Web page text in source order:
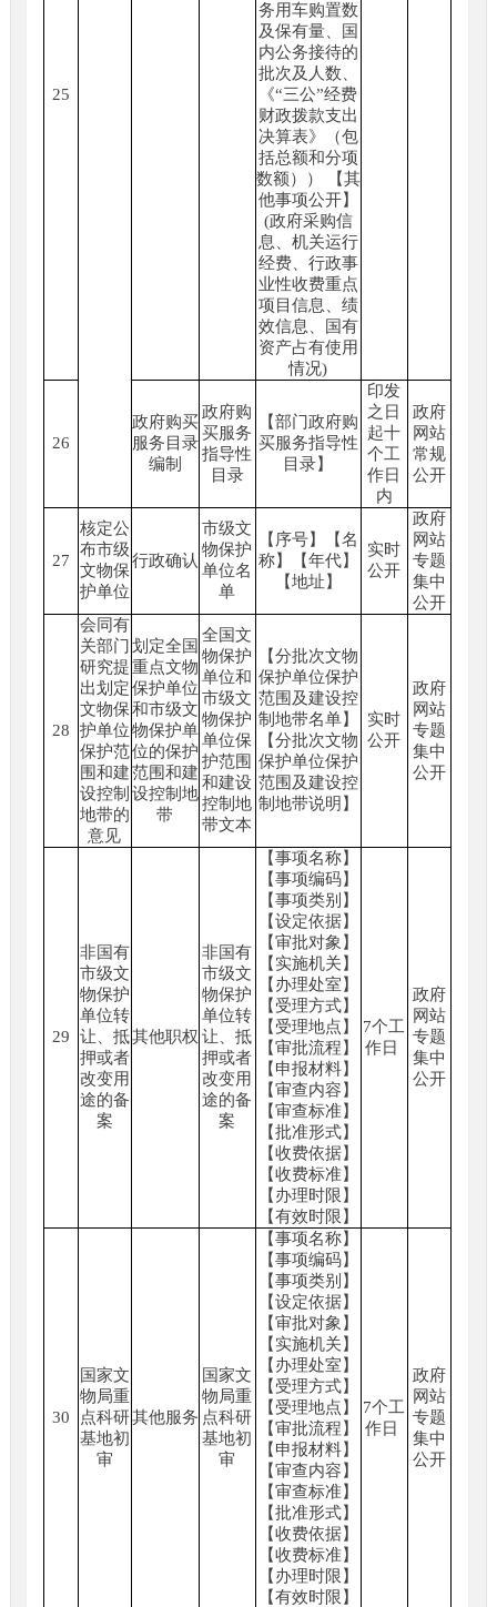
25
务用车购置数
及保有量、国
内公务接待的
批次及人数、
《“三公”经费
财政拨款支出
决算表》（包
括总额和分项
数额）） 【其
他事项公开】
(政府采购信
息、机关运行
经费、行政事
业性收费重点
项目信息、绩
效信息、国有
资产占有使用
情况)
26
政府购买
服务目录
编制
政府购
买服务
指导性
目录
【部门政府购
买服务指导性
目录】
印发
之日
起十
个工
作日
内
政府
网站
常规
公开
27
核定公
布市级
文物保
护单位
行政确认
市级文
物保护
单位名
单
【序号】【名
称】【年代】
【地址】
实时
公开
政府
网站
专题
集中
公开
28
会同有
关部门
研究提
出划定
文物保
护单位
保护范
围和建
设控制
地带的
意见
划定全国
重点文物
保护单位
和市级文
物保护单
位的保护
范围和建
设控制地
带
全国文
物保护
单位和
市级文
物保护
单位保
护范围
和建设
控制地
带文本
【分批次文物
保护单位保护
范围及建设控
制地带名单】
【分批次文物
保护单位保护
范围及建设控
制地带说明】
实时
公开
政府
网站
专题
集中
公开
29
非国有
市级文
物保护
单位转
让、抵
押或者
改变用
途的备
案
其他职权
非国有
市级文
物保护
单位转
让、抵
押或者
改变用
途的备
案
【事项名称】
【事项编码】
【事项类别】
【设定依据】
【审批对象】
【实施机关】
【办理处室】
【受理方式】
【受理地点】
【审批流程】
【申报材料】
【审查内容】
【审查标准】
【批准形式】
【收费依据】
【收费标准】
【办理时限】
【有效时限】
7个工
作日
政府
网站
专题
集中
公开
30
国家文
物局重
点科研
基地初
审
其他服务
国家文
物局重
点科研
基地初
审
【事项名称】
【事项编码】
【事项类别】
【设定依据】
【审批对象】
【实施机关】
【办理处室】
【受理方式】
【受理地点】
【审批流程】
【申报材料】
【审查内容】
【审查标准】
【批准形式】
【收费依据】
【收费标准】
【办理时限】
【有效时限】
7个工
作日
政府
网站
专题
集中
公开